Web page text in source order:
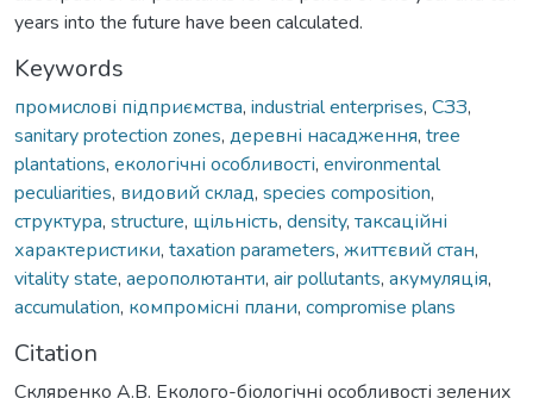
years into the future have been calculated.
Keywords
промислові підприємства, industrial enterprises, СЗЗ,
sanitary protection zones, деревні насадження, tree
plantations, екологічні особливості, environmental
peculiarities, видовий склад, species composition,
структура, structure, щільність, density, таксаційні
характеристики, taxation parameters, життєвий стан,
vitality state, аерополютанти, air pollutants, акумуляція,
accumulation, компромісні плани, compromise plans
Citation
Скляренко А.В. Еколого-біологічні особливості зелених